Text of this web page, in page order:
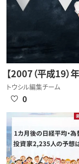
【2007（平成19）
トウシル編集チーム
0